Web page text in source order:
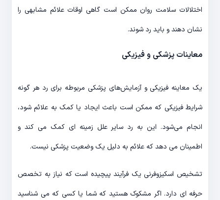
اختلالات سلامت روان ممکن است گاهی اوقات علائم مشابهی را
نشان دهند و باید رد شوند.
معاینات پزشکی و فیزیکی
یک معاینه فیزیکی و آزمایش‌های پزشکی مربوطه برای رد هر گونه
شرایط فیزیکی که ممکن است باعث ایجاد یا کمک به علائم شود،
انجام می‌شود. این به رد سایر علل زمینه ای کمک می کند و
اطمینان می دهد که علائم به دلیل یک وضعیت پزشکی نیست.
تشخیص اسکیزوفرنی یک فرآیند پیچیده است که نیاز به تخصص
حرفه ای دارد. اگر مشکوک هستید که شما یا کسی که می شناسید